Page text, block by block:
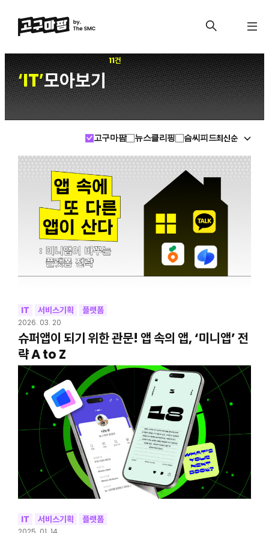
‘IT’모아보기
11건
고구마팜 뉴스클리핑 슴씨피드최신순
IT 서비스기획 플랫폼
2026. 03. 20
슈퍼앱이 되기 위한 관문! 앱 속의 앱, ‘미니앱’ 전
략 A to Z
IT 서비스기획 플랫폼